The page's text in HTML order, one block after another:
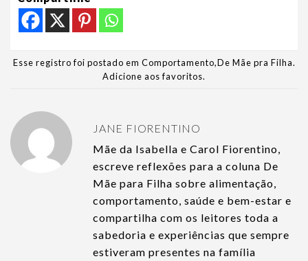
Esse registro foi postado em Comportamento,De Mãe pra Filha.
Adicione aos favoritos.
JANE FIORENTINO
Mãe da Isabella e Carol Fiorentino,
escreve reflexões para a coluna De
Mãe para Filha sobre alimentação,
comportamento, saúde e bem-estar e
compartilha com os leitores toda a
sabedoria e experiências que sempre
estiveram presentes na família